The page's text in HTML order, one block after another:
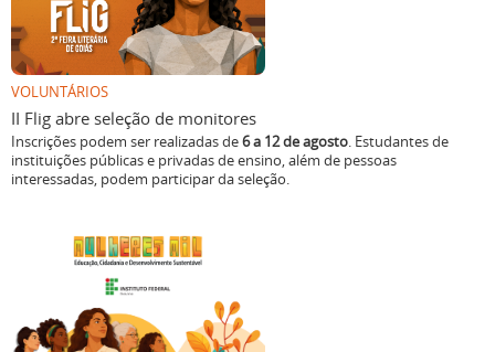
VOLUNTÁRIOS
II Flig abre seleção de monitores
Inscrições podem ser realizadas de6 a 12 de agosto. Estudantes de
instituições públicas e privadas de ensino, além de pessoas
interessadas, podem participar da seleção.